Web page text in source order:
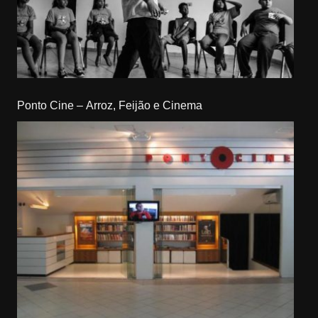
Ponto Cine – Arroz, Feijão e Cinema